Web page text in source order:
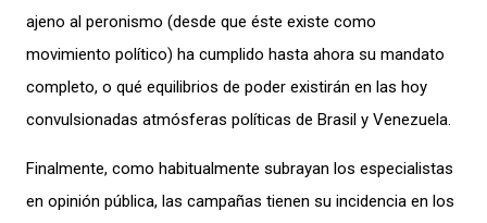
ajeno al peronismo (desde que éste existe como
movimiento político) ha cumplido hasta ahora su mandato
completo, o qué equilibrios de poder existirán en las hoy
convulsionadas atmósferas políticas de Brasil y Venezuela.
Finalmente, como habitualmente subrayan los especialistas
en opinión pública, las campañas tienen su incidencia en los